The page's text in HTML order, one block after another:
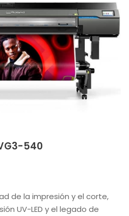
540
de la impresión y el corte,
UV-LED y el legado de